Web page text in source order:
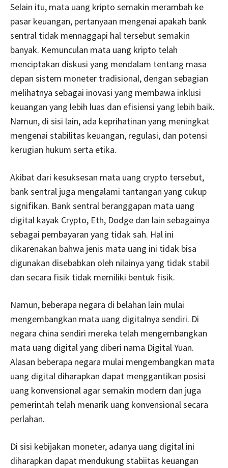
Selain itu, mata uang kripto semakin merambah ke
pasar keuangan, pertanyaan mengenai apakah bank
sentral tidak mennaggapi hal tersebut semakin
banyak. Kemunculan mata uang kripto telah
menciptakan diskusi yang mendalam tentang masa
depan sistem moneter tradisional, dengan sebagian
melihatnya sebagai inovasi yang membawa inklusi
keuangan yang lebih luas dan efisiensi yang lebih baik.
Namun, di sisi lain, ada keprihatinan yang meningkat
mengenai stabilitas keuangan, regulasi, dan potensi
kerugian hukum serta etika.
Akibat dari kesuksesan mata uang crypto tersebut,
bank sentral juga mengalami tantangan yang cukup
signifikan. Bank sentral beranggapan mata uang
digital kayak Crypto, Eth, Dodge dan lain sebagainya
sebagai pembayaran yang tidak sah. Hal ini
dikarenakan bahwa jenis mata uang ini tidak bisa
digunakan disebabkan oleh nilainya yang tidak stabil
dan secara fisik tidak memiliki bentuk fisik.
Namun, beberapa negara di belahan lain mulai
mengembangkan mata uang digitalnya sendiri. Di
negara china sendiri mereka telah mengembangkan
mata uang digital yang diberi nama Digital Yuan.
Alasan beberapa negara mulai mengembangkan mata
uang digital diharapkan dapat menggantikan posisi
uang konvensional agar semakin modern dan juga
pemerintah telah menarik uang konvensional secara
perlahan.
Di sisi kebijakan moneter, adanya uang digital ini
diharapkan dapat mendukung stabiitas keuangan